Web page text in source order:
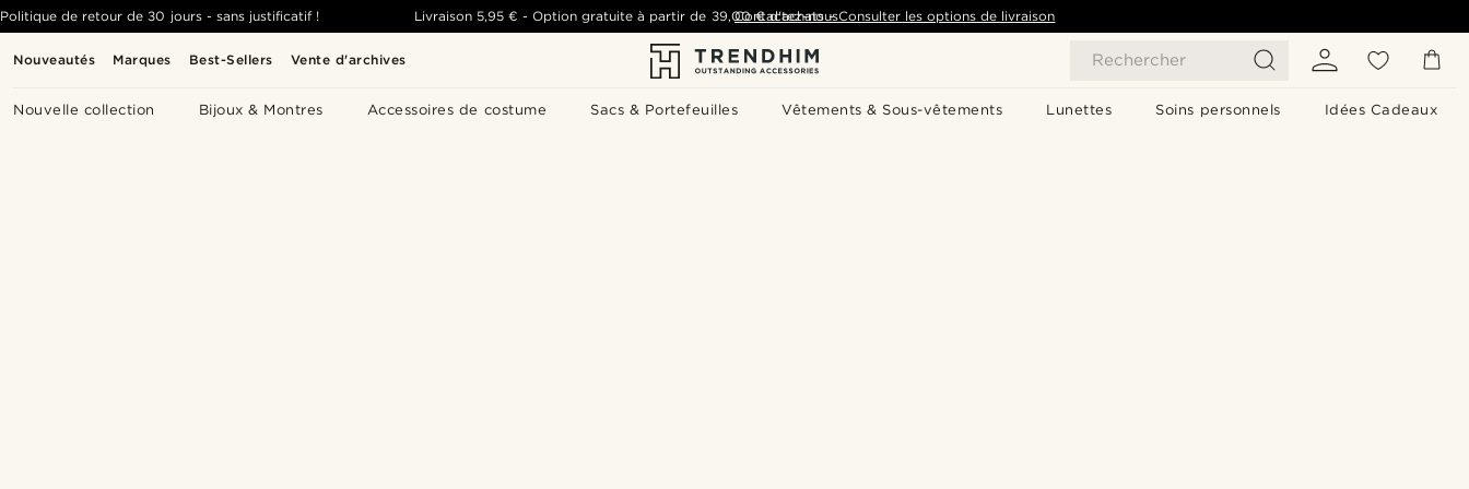
Nouveautés Marques Best-Sellers Vente d'archives Rechercher
Nouvelle collection Bijoux & Montres Accessoires de costume Sacs & Portefeuilles Vêtements & Sous-vêtements Lunettes Soins personnels Idées Cadeaux
Politique de retour de 30 jours - sans justificatif ! Livraison 5,95 € -Option gratuite à partir de 39,00 € d'achats- Consulter les options de livraison
Contactez-nous